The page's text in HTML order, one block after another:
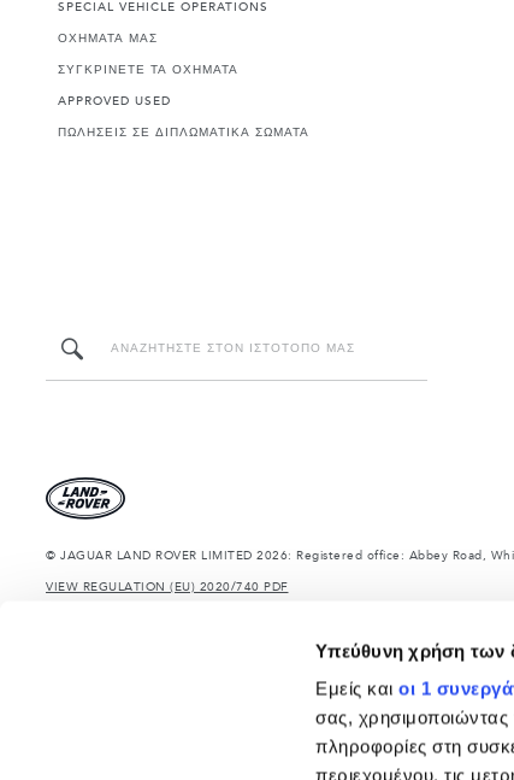
Υπεύθυνη χρήση των
Εμείς καιοι 1
σας,
πληροφορίες στη
περιεχομένου, τις
SPECIAL VEHICLE OPERATIONS
ΟΧΗΜΑΤΑ ΜΑΣ
ΣΥΓΚΡΙΝΕΤΕ ΤΑ ΟΧΗΜΑΤΑ
APPROVED USED
ΠΩΛΗΣΕΙΣ ΣΕ ΔΙΠΛΩΜΑΤΙΚΑ ΣΩΜΑΤΑ
© JAGUAR LAND ROVER LIMITED 2026: Registered office: Abbey Road,
VIEW REGULATION (EU) 2020/740 PDF
Τα δηλωμένα βάρη αντανακλούν την τυπική προδιαγραφή του οχήματος. Τα
ξεπερνιούνται κατά τη φόρτωση του οχήματος με αξεσουάρ, επιβάτες, υγρά,
ΣΗΜΑΝΤΙΚΗ ΣΗΜΕΙΩΣΗ: Μερικές από τις επιλογές - μοντέλα, εκδόσεις ή
περιορισμών στην παραγωγή. Για ακριβείς και επικαιροποιημένες
Σημαντική σημείωση για εικόνες και προδιαγραφές. Η παγκόσμια έλλειψη
ρευστή κατάσταση και, ως αποτέλεσμα, οι εικόνες που χρησιμοποιούνται επί